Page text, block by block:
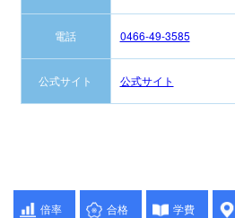
電話 0466-49-3585
公式サイト 公式サイト
倍率 合格 学費